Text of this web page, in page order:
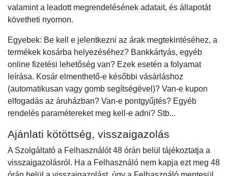
valamint a leadott megrendelésének adatait, és állapotát
követheti nyomon.
Egyebek: Be kell e jelentkezni az árak megtekintéséhez, a
termékek kosárba helyezéséhez? Bankkártyás, egyéb
online fizetési lehetőség van? Ezek esetén a folyamat
leírása. Kosár elmenthető-e későbbi vásárláshoz
(automatikusan vagy gomb segítségével)? Van-e kupon
elfogadás az áruházban? Van-e pontgyűjtés? Egyéb
rendelés paramétereket meg kell-e adni? Stb...
Ajánlati kötöttség, visszaigazolás
A Szolgáltató a Felhasználót 48 órán belül tájékoztatja a
visszaigazolásról. Ha a Felhasználó nem kapja ezt meg 48